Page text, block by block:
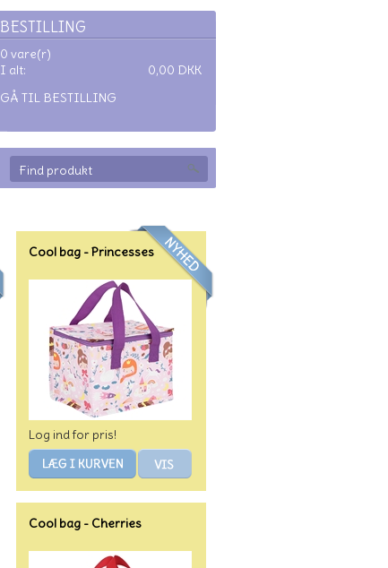
BESTILLING
0 vare(r)
I alt:
0,00 DKK
GÅ TIL BESTILLING
Cool bag - Princesses
Log ind for pris!
Cool bag - Cherries